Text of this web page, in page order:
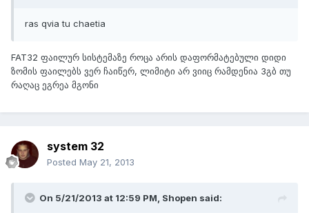
ras qvia tu chaetia
FAT32 ფაილურ სისტემაზე როცა არის დაფორმატებული დიდი
ზომის ფაილებს ვერ ჩაიწერ, ლიმიტი არ ვიიც რამდენია 3გბ თუ
რაღაც ეგრეა მგონი
system 32
Posted May 21, 2013
On 5/21/2013 at 12:59 PM, Shopen said: